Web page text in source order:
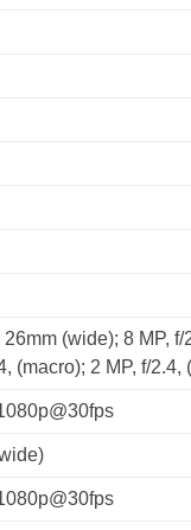
(wide); 8 MP, f/
(macro); 2 MP, f/2.4,